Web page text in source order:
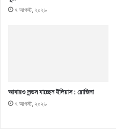
৭ আগস্ট, ২০২৬
আবারও লন্ডন যাচ্ছেন ইলিয়াস : রোজিনা
৭ আগস্ট, ২০২৬